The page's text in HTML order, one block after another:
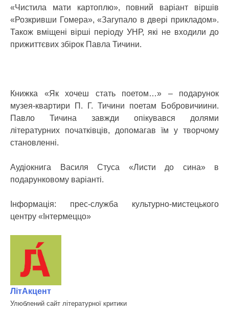
«Чистила мати картоплю», повний варіант віршів
«Розкривши Гомера», «Загупало в двері прикладом».
Також вміщені вірші періоду УНР, які не входили до
прижиттєвих збірок Павла Тичини.
Книжка «Як хочеш стать поетом…» – подарунок
музея-квартири П. Г. Тичини поетам Бобровичиини.
Павло Тичина завжди опікувався долями
літературних початківців, допомагав їм у творчому
становленні.
Аудіокнига Василя Стуса «Листи до сина» в
подарунковому варіанті.
Інформація: прес-служба культурно-мистецького
центру «Інтермеццо»
ЛітАкцент
Улюблений сайт літературної критики